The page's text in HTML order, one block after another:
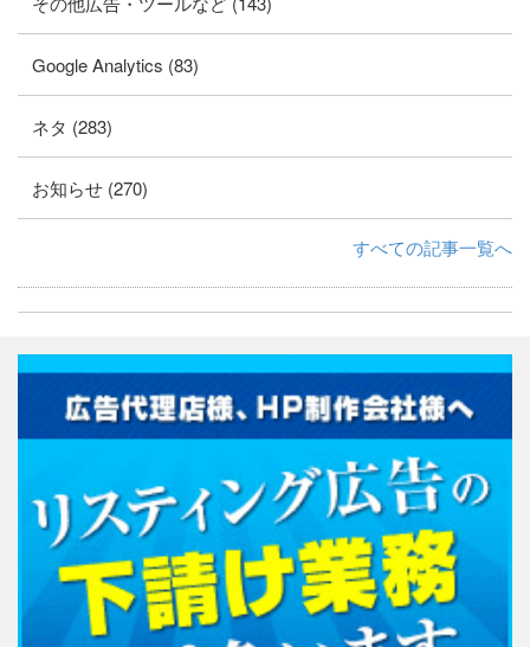
Google Analytics (83)
ネタ (283)
お知らせ (270)
すべての記事一覧へ